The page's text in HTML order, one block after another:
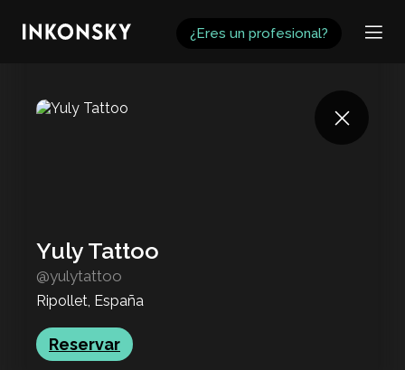
¿Eres un profesional?
Yuly Tattoo
@yulytattoo
Ripollet, España
Reservar